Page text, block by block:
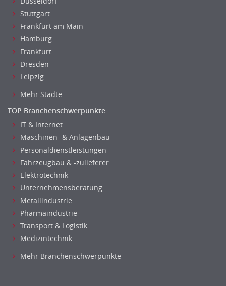
Wirtschaftsingenieur
Anwendungsadministration
Consulting, Engineering
Data Warehouse, Business Intelligence
Datenbanken
Embedded Systems
Helpdesk
IT Leitung, Teamleitung
Projektmanagement
IT Prozessmanagement
Qualitätssicherung, Qualitätsprüfung
SAP/ERP-Beratung, Entwicklung
Security
Softwareentwicklung
Systemadministration, Netzwerkadministration
Web-Entwicklung
Biologie
Stuttgart
Frankfurt am Main
Hamburg
Frankfurt
Dresden
Leipzig
Mehr Städte
TOP Branchenschwerpunkte
IT & Internet
Maschinen- & Anlagenbau
Personaldienstleistungen
Fahrzeugbau & -zulieferer
Elektrotechnik
Unternehmensberatung
Metallindustrie
Pharmaindustrie
Transport & Logistik
Medizintechnik
Mehr Branchenschwerpunkte